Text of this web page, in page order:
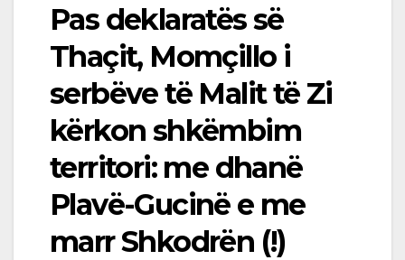
Pas deklaratës së
Thaçit, Momçillo i
serbëve të Malit të Zi
kërkon shkëmbim
territori: me dhanë
Plavë-Gucinë e me
marr Shkodrën (!)